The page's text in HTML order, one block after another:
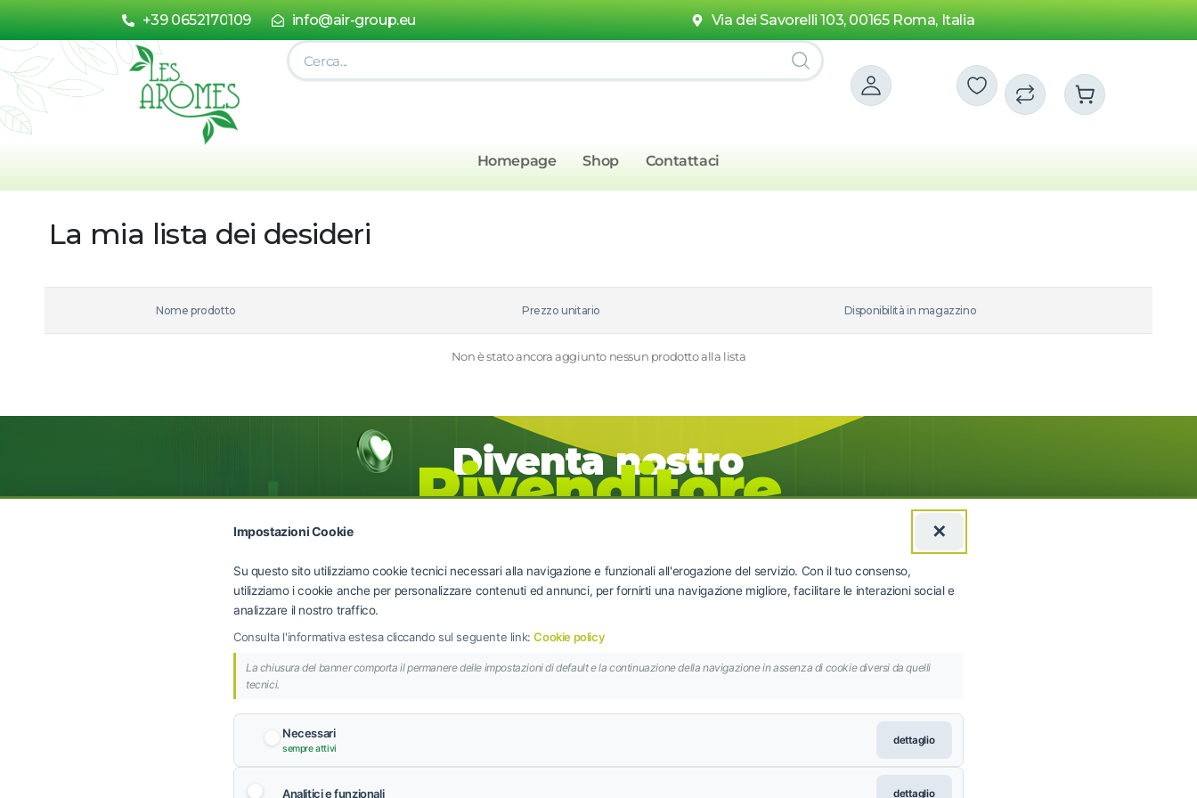
+39 0652170109 info@air-group.eu Via dei Savorelli 103, 00165 Roma, Italia
Homepage Shop Contattaci
La mia lista dei desideri
Nome prodotto Prezzo unitario Disponibilità in magazzino
Non è stato ancora aggiunto nessun prodotto alla lista
Diventa nostro
Rivenditore
Contatti
+39 0652170109
info@air-group.eu
vendite@air-group.eu
Indirizzo
Via dei Savorelli 103, 00165 Roma,
Impostazioni Cookie ✕
Su questo sito utilizziamo cookie tecnici necessari alla navigazione e funzionali all'erogazione del servizio. Con il tuo consenso,
utilizziamo i cookie anche per personalizzare contenuti ed annunci, per fornirti una navigazione migliore, facilitare le interazioni social e
analizzare il nostro traffico.
Consulta l'informativa estesa cliccando sul seguente link:Cookie policy
La chiusura del banner comporta il permanere delle impostazioni di default e la continuazione della navigazione in assenza di cookie diversi da quelli
tecnici.
Necessari
sempre attivi
dettaglio
Analitici e funzionali dettaglio